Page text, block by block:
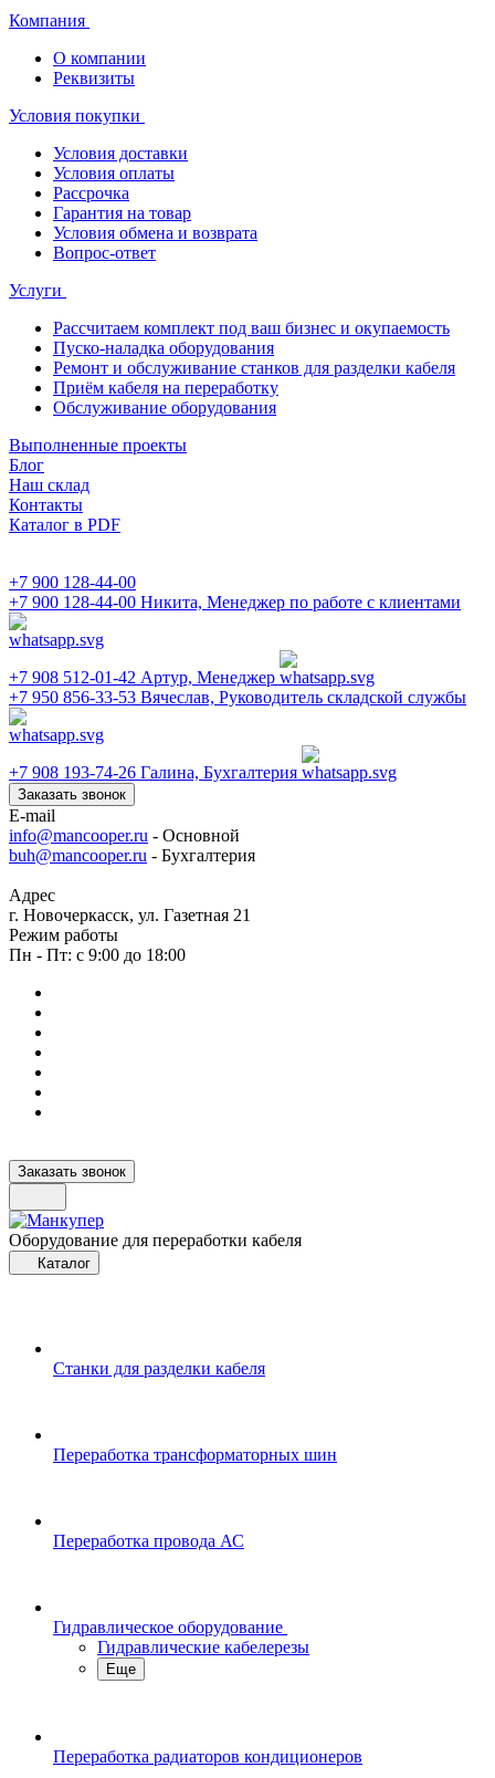
Компания
О компании
Реквизиты
Условия покупки
Условия доставки
Условия оплаты
Рассрочка
Гарантия на товар
Условия обмена и возврата
Вопрос-ответ
Услуги
Рассчитаем комплект под ваш бизнес и окупаемость
Пуско-наладка оборудования
Ремонт и обслуживание станков для разделки кабеля
Приём кабеля на переработку
Обслуживание оборудования
Выполненные проекты
Блог
Наш склад
Контакты
Каталог в PDF
+7 900 128-44-00
+7 900 128-44-00 Никита, Менеджер по работе с клиентами
+7 908 512-01-42 Артур, Менеджер
+7 950 856-33-53 Вячеслав, Руководитель складской службы
+7 908 193-74-26 Галина, Бухгалтерия
Заказать звонок
E-mail
info@mancooper.ru - Основной
buh@mancooper.ru - Бухгалтерия
Адрес
г. Новочеркасск, ул. Газетная 21
Режим работы
Пн - Пт: с 9:00 до 18:00
Заказать звонок
Оборудование для переработки кабеля
Каталог
Станки для разделки кабеля
Переработка трансформаторных шин
Переработка провода АС
Гидравлическое оборудование
Гидравлические кабелерезы
Еще
Переработка радиаторов кондиционеров